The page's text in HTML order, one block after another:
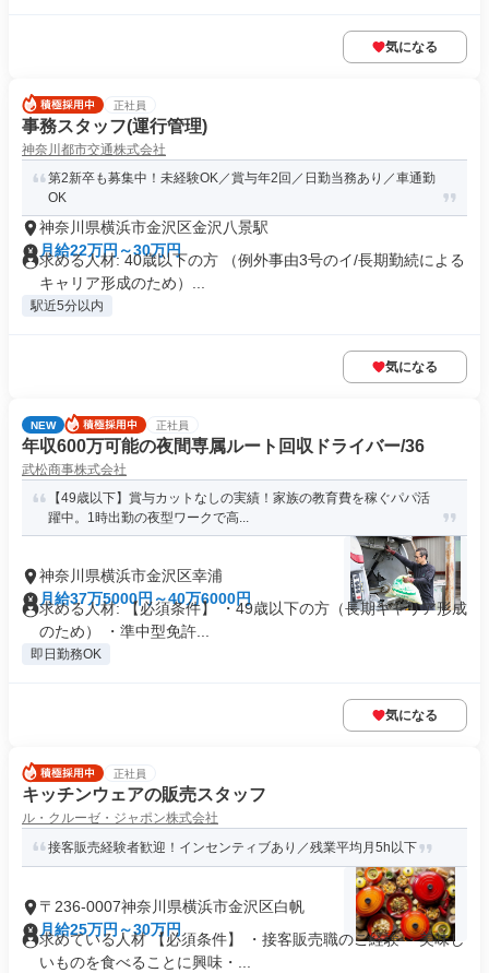
気になる
正社員
事務スタッフ(運行管理)
神奈川都市交通株式会社
第2新卒も募集中！未経験OK／賞与年2回／日勤当務あり／車通勤
OK
神奈川県横浜市金沢区金沢八景駅
月給22万円～30万円
求める人材: 40歳以下の方 （例外事由3号のイ/長期勤続による
キャリア形成のため）...
駅近5分以内
気になる
NEW 正社員
年収600万可能の夜間専属ルート回収ドライバー/36
武松商事株式会社
【49歳以下】賞与カットなしの実績！家族の教育費を稼ぐパパ活
躍中。1時出勤の夜型ワークで高...
神奈川県横浜市金沢区幸浦
月給37万5000円～40万6000円
求める人材: 【必須条件】 ・49歳以下の方（長期キャリア形成
のため） ・準中型免許...
即日勤務OK
気になる
正社員
キッチンウェアの販売スタッフ
ル・クルーゼ・ジャポン株式会社
接客販売経験者歓迎！インセンティブあり／残業平均月5h以下
〒236-0007神奈川県横浜市金沢区白帆
月給25万円～30万円
求めている人材 【必須条件】 ・接客販売職のご経験 ・美味し
いものを食べることに興味・...